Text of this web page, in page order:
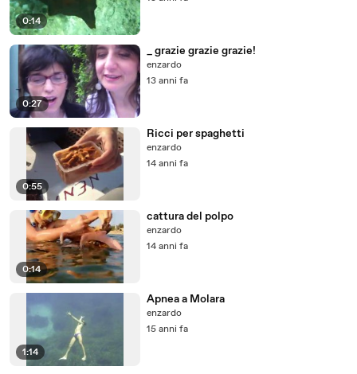
0:14
0:27
_ grazie grazie grazie!
enzardo
13 anni fa
0:55
Ricci per spaghetti
enzardo
14 anni fa
0:14
cattura del polpo
enzardo
14 anni fa
1:14
Apnea a Molara
enzardo
15 anni fa